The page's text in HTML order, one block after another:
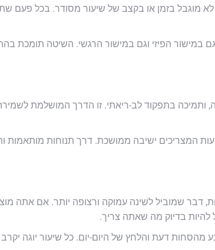
מוגבל בזמן או בקצב של שיעור מסודר. בכל פעם
הפיזי וגם במישור הרגשי. השיטה תומכת
ותמיכה בתפקוד לב-ריאתי. זו הדרך המושלמת
המצריכים ישיבה ממושכת. דרך תנוחות מותאמות
דבר שמוביל לשינה עמוקה ורצופה יותר. אם אתה
להיות בדיוק מה שאתה צריך.
מהסחות דעת והלחץ של היום-יום. כל שיעור יוגה